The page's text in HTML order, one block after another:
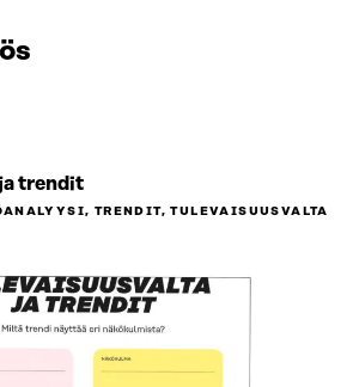
trendit
TRENDIT, TULEVAISUUSVALTA